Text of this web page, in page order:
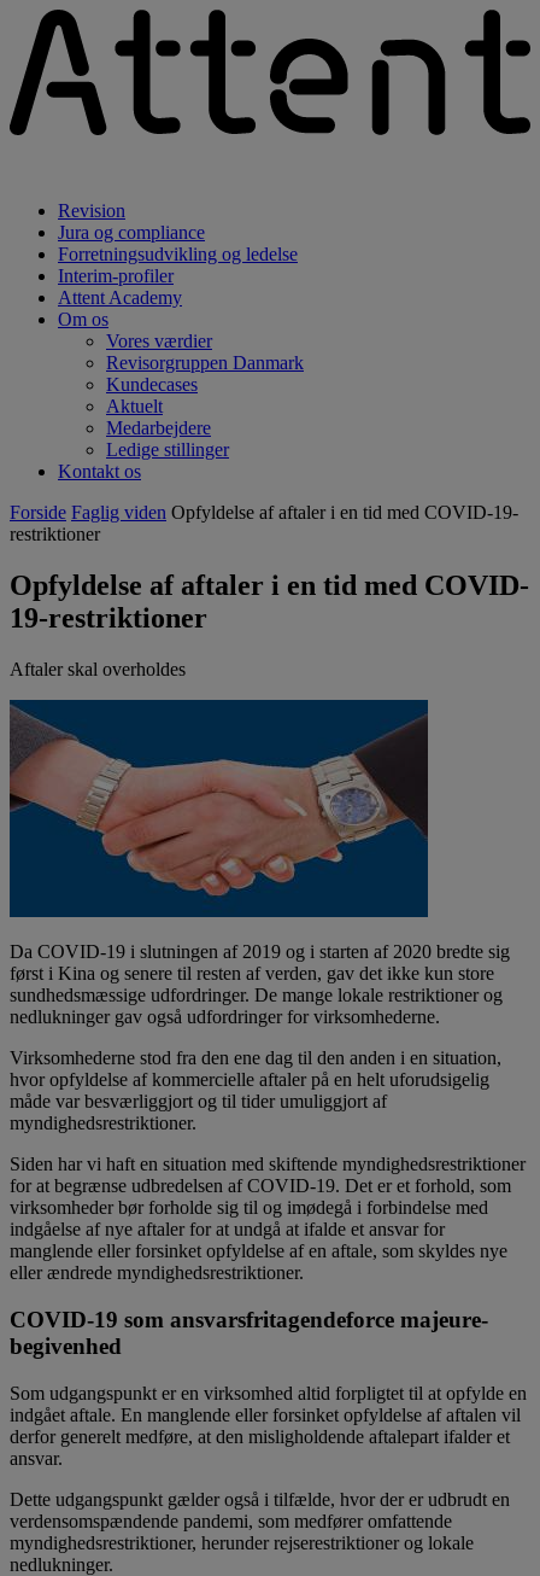
Revision
Jura og compliance
Forretningsudvikling og ledelse
Interim-profiler
Attent Academy
Om os
Vores værdier
Revisorgruppen Danmark
Kundecases
Aktuelt
Medarbejdere
Ledige stillinger
Kontakt os
Forside Faglig viden Opfyldelse af aftaler i en tid med COVID-19-
restriktioner
Opfyldelse af aftaler i en tid med COVID-
19-restriktioner
Aftaler skal overholdes
Da COVID-19 i slutningen af 2019 og i starten af 2020 bredte sig
først i Kina og senere til resten af verden, gav det ikke kun store
sundhedsmæssige udfordringer. De mange lokale restriktioner og
nedlukninger gav også udfordringer for virksomhederne.
Virksomhederne stod fra den ene dag til den anden i en situation,
hvor opfyldelse af kommercielle aftaler på en helt uforudsigelig
måde var besværliggjort og til tider umuliggjort af
myndighedsrestriktioner.
Siden har vi haft en situation med skiftende myndighedsrestriktioner
for at begrænse udbredelsen af COVID-19. Det er et forhold, som
virksomheder bør forholde sig til og imødegå i forbindelse med
indgåelse af nye aftaler for at undgå at ifalde et ansvar for
manglende eller forsinket opfyldelse af en aftale, som skyldes nye
eller ændrede myndighedsrestriktioner.
COVID-19 som ansvarsfritagendeforce majeure-
begivenhed
Som udgangspunkt er en virksomhed altid forpligtet til at opfylde en
indgået aftale. En manglende eller forsinket opfyldelse af aftalen vil
derfor generelt medføre, at den misligholdende aftalepart ifalder et
ansvar.
Dette udgangspunkt gælder også i tilfælde, hvor der er udbrudt en
verdensomspændende pandemi, som medfører omfattende
myndighedsrestriktioner, herunder rejserestriktioner og lokale
nedlukninger.